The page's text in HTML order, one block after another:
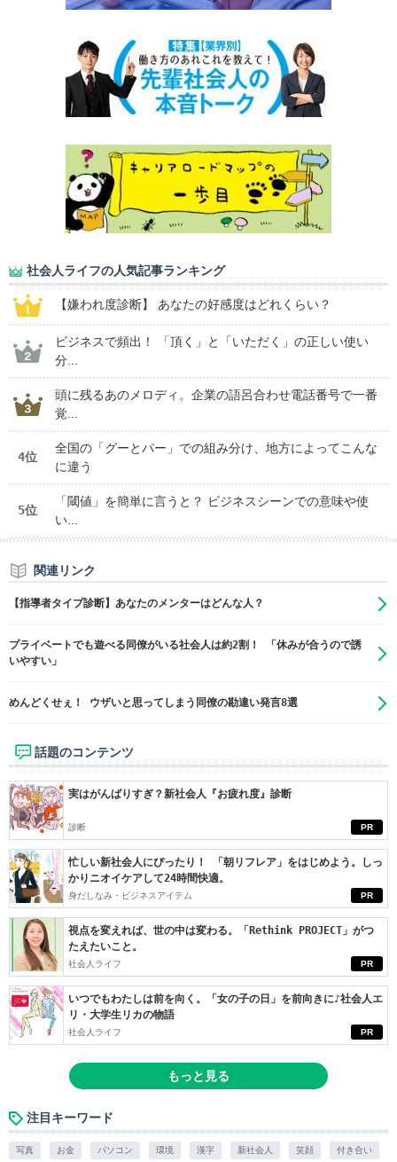
社会人ライフの人気記事ランキング
【嫌われ度診断】 あなたの好感度はどれくらい？
ビジネスで頻出！ 「頂く」と「いただく」の正しい使い
分...
頭に残るあのメロディ。企業の語呂合わせ電話番号で一番
覚...
4位
全国の「グーとパー」での組み分け、地方によってこんな
に違う
5位
「閾値」を簡単に言うと？ ビジネスシーンでの意味や使
い...
関連リンク
【指導者タイプ診断】あなたのメンターはどんな人？
プライベートでも遊べる同僚がいる社会人は約2割！ 「休みが合うので誘
いやすい」
めんどくせぇ！ ウザいと思ってしまう同僚の勘違い発言8選
話題のコンテンツ
PR
実はがんばりすぎ？新社会人『お疲れ度』診断
診断
PR
忙しい新社会人にぴったり！ 「朝リフレア」をはじめよう。しっ
かりニオイケアして24時間快適。
身だしなみ・ビジネスアイテム
PR
視点を変えれば、世の中は変わる。「Rethink PROJECT」がつ
たえたいこと。
社会人ライフ
PR
いつでもわたしは前を向く。「女の子の日」を前向きに♪社会人エ
リ・大学生リカの物語
社会人ライフ
もっと見る
注目キーワード
写真 お金 パソコン 環境 漢字 新社会人 笑顔 付き合い